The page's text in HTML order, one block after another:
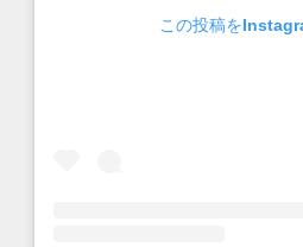
この投稿を